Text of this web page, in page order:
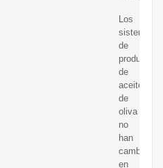
Los
sistemas
de
producción
de
aceite
de
oliva
no
han
cambiado
en